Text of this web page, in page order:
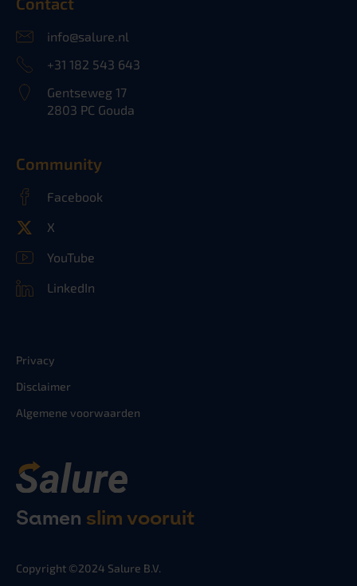
info@salure.nl
+31 182 543 643
Gentseweg 17
2803 PC Gouda
Community
Facebook
X
YouTube
LinkedIn
Privacy
Disclaimer
Algemene voorwaarden
Copyright ©2024 Salure B.V.
Samen slim vooruit